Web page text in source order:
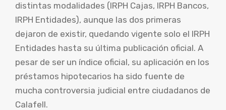
distintas modalidades (IRPH Cajas, IRPH Bancos,
IRPH Entidades), aunque las dos primeras
dejaron de existir, quedando vigente solo el IRPH
Entidades hasta su última publicación oficial. A
pesar de ser un índice oficial, su aplicación en los
préstamos hipotecarios ha sido fuente de
mucha controversia judicial entre ciudadanos de
Calafell.